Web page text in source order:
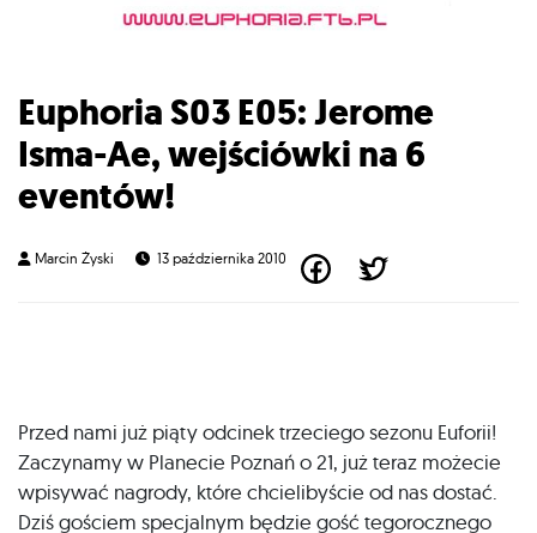
Euphoria S03 E05: Jerome
Isma-Ae, wejściówki na 6
eventów!
Marcin Żyski 13 października 2010
Przed nami już piąty odcinek trzeciego sezonu Euforii!
Zaczynamy w Planecie Poznań o 21, już teraz możecie
wpisywać nagrody, które chcielibyście od nas dostać.
Dziś gościem specjalnym będzie gość tegorocznego